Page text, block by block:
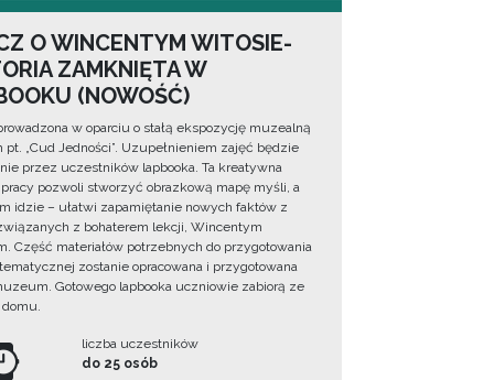
O WINCENTYM WITOSIE-
ZAMKNIĘTA W
(NOWOŚĆ)
w oparciu o stałą ekspozycję muzealną
pt. „Cud Jedności”. Uzupełnieniem zajęć będzie
przez uczestników lapbooka. Ta kreatywna
pozwoli stworzyć obrazkową mapę myśli, a
idzie – ułatwi zapamiętanie nowych faktów z
z bohaterem lekcji, Wincentym
Część materiałów potrzebnych do przygotowania
zostanie opracowana i przygotowana
Gotowego lapbooka uczniowie zabiorą ze
liczba uczestników
do 25 osób